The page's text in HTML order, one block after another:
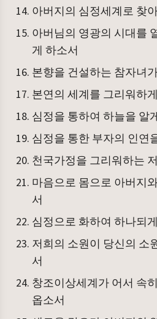
아버지의 심정세계로 찾
아버님의 영광의 시대를
게 하소서
본향을 건설하는 참자녀
본연의 세계를 그리워하
심정을 통하여 하늘을 알
심정을 통한 부자의 인연
천국가정을 그리워하는
마음으로 몸으로 아버지
서
심정으로 화하여 하나되
저희의 소원이 당신의 소
서
창조이상세계가 어서 속
옵소서